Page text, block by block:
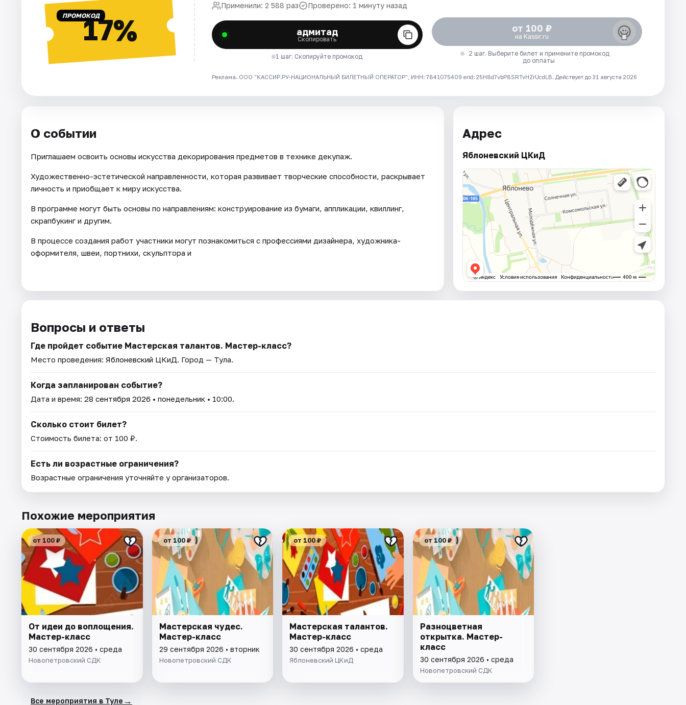
ПРОМОКОД17%
Применили: 2 588 раз Проверено: 1 минуту назад
адмитад
Скопировать
1 шаг. Скопируйте промокод
от 100 ₽
на Kassir.ru
2 шаг. Выберите билет и примените промокод
до оплаты
Реклама. ООО "КАССИР.РУ-НАЦИОНАЛЬНЫЙ БИЛЕТНЫЙ ОПЕРАТОР", ИНН: 7841075409 erid: 25H8d7vbP8SRTvHZrUcdLB. Действует до 31 августа 2026
О событии
Приглашаем освоить основы искусства декорирования предметов в технике декупаж.
Художественно-эстетической направленности, которая развивает творческие способности, раскрывает
личность и приобщает к миру искусства.
В программе могут быть основы по направлениям: конструирование из бумаги, аппликации, квиллинг,
скрапбукинг и другим.
В процессе создания работ участники могут познакомиться с профессиями дизайнера, художника-
оформителя, швеи, портнихи, скульптора и
Адрес
Яблоневский ЦКиД
Вопросы и ответы
Где пройдет событие Мастерская талантов. Мастер-класс?
Место проведения: Яблоневский ЦКиД. Город — Тула.
Когда запланирован событие?
Дата и время: 28 сентября 2026 • понедельник • 10:00.
Сколько стоит билет?
Стоимость билета: от 100 ₽.
Есть ли возрастные ограничения?
Возрастные ограничения уточняйте у организаторов.
Похожие мероприятия
от 100 ₽
От идеи до воплощения.
Мастер-класс
30 сентября 2026 • среда
Новопетровский СДК
от 100 ₽
Мастерская чудес.
Мастер-класс
29 сентября 2026 • вторник
Новопетровский СДК
от 100 ₽
Мастерская талантов.
Мастер-класс
30 сентября 2026 • среда
Яблоневский ЦКиД
от 100 ₽
Разноцветная
открытка. Мастер-
класс
30 сентября 2026 • среда
Новопетровский СДК
Все мероприятия в Туле →